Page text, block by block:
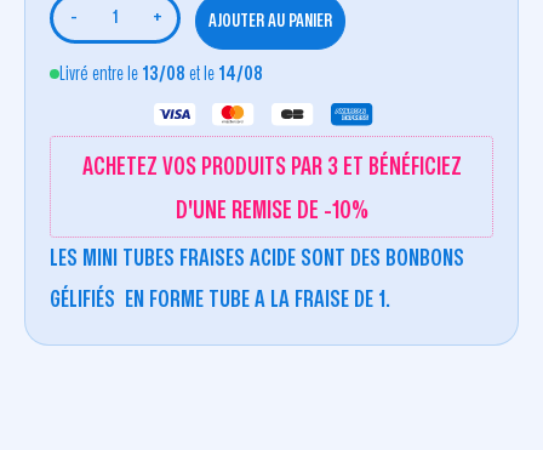
- + AJOUTER AU PANIER
Livré entre le 13/08 et le 14/08
ACHETEZ VOS PRODUITS PAR 3 ET BÉNÉFICIEZ
D'UNE REMISE DE -10%
LES MINI TUBES FRAISES ACIDE SONT DES BONBONS
GÉLIFIÉS EN FORME TUBE A LA FRAISE DE 1.